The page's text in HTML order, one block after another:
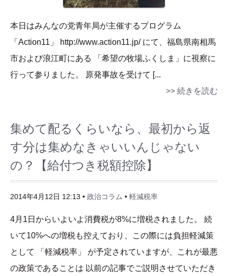
本日はみんなの党青年局が主催するプログラム
「Action11」 http://www.action11.jp/ にて、福島県南相馬
市および浪江町にある 「希望の牧場ふくしま」に視察に
行って参りました。 原発事故を受けて [...
>> 続きを読む
集めて配るくらいなら、最初から返
す分は集めなきゃいいんじゃない
の？【給付つき税額控除】
2014年4月12日 12:13 • 政治コラム • 軽減税率
4月1日からいよいよ消費税が8%に増税されました。 続
いて10%への増税も控えており、この際には負担軽減策
として 「軽減税率」 が予定されていますが、これが最悪
の政策であることは 以前の記事でご説明させていただき